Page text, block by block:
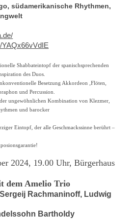
südamerikanische Rhythmen,
YAQx66vVdIE
der spanischsprechenden
des Duos.
Besetzung Akkordeon ,Flöten,
und Percussion.
Kombination von Klezmer,
und barocker
der alle Geschmackssinne berührt –
2024, 19.00 Uhr, Bürgerhaus
Amelio Trio
Rachmaninoff, Ludwig
Bartholdy